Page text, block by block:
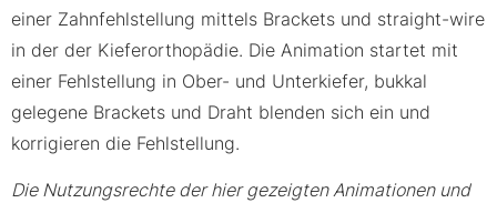
einer Zahnfehlstellung mittels Brackets und straight-wire
in der der Kieferorthopädie. Die Animation startet mit
einer Fehlstellung in Ober- und Unterkiefer, bukkal
gelegene Brackets und Draht blenden sich ein und
korrigieren die Fehlstellung.
Die Nutzungsrechte der hier gezeigten Animationen und